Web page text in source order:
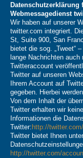
Webmessagedienst
Wir haben auf unserer
twitter.com integriert.
St, Suite 900, San
bietet die sog. „Tweet“
lange Nachrichten
Twitteraccount
Twitter auf unseren
Ihrem Account auf
gegeben. Hierbei
Von dem Inhalt der
Twitter erhalten wir
Informationen die
Twitter: http://
Twitter bietet Ihnen
http://twitter.com/